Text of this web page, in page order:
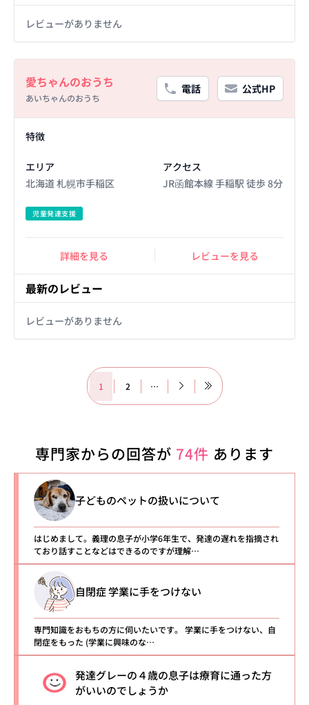
レビューがありません
愛ちゃんのおうち
あいちゃんのおうち
電話 公式HP
特徴
エリア
北海道 札幌市手稲区
アクセス
JR函館本線 手稲駅 徒歩 8分
児童発達支援
詳細を見る レビューを見る
最新のレビュー
レビューがありません
1 2 …
専門家からの回答が 74件 あります
子どものペットの扱いについて
はじめまして。義理の息子が小学6年生で、発達の遅れを指摘され
ており話すことなどはできるのですが理解…
自閉症 学業に手をつけない
専門知識をおもちの方に伺いたいです。 学業に手をつけない、自
閉症をもった (学業に興味のな…
発達グレーの４歳の息子は療育に通った方
がいいのでしょうか